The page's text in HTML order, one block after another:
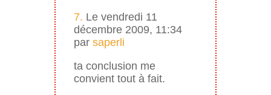
7. Le vendredi 11
décembre 2009, 11:34
par saperli
ta conclusion me
convient tout à fait.